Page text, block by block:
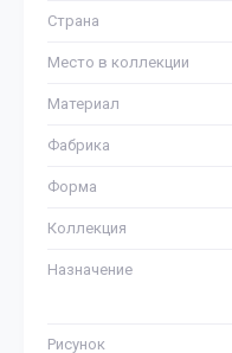
Страна
Место в коллекции
Материал
Фабрика
Форма
Коллекция
Назначение
Рисунок